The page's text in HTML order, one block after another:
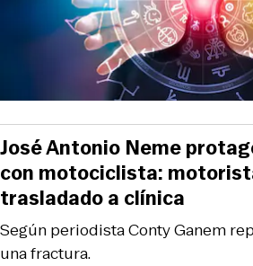
Según periodista Conty Ganem
una fractura.
José Antonio Neme
con motociclista:
trasladado a clínica